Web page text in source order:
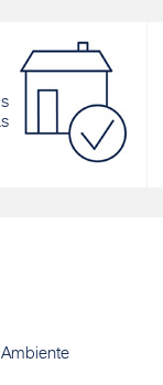
à base de
finíssimo, de